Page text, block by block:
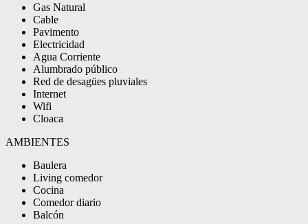
Gas Natural
Cable
Pavimento
Electricidad
Agua Corriente
Alumbrado público
Red de desagües pluviales
Internet
Wifi
Cloaca
AMBIENTES
Baulera
Living comedor
Cocina
Comedor diario
Balcón